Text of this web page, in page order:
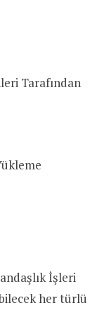
Tarafından
İşleri
her türlü